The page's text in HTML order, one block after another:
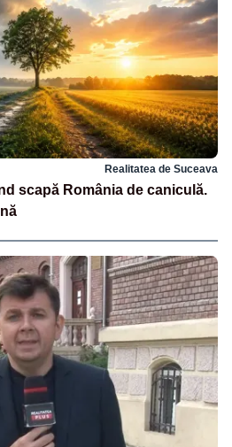
Realitatea de Suceava
scapă România de caniculă.